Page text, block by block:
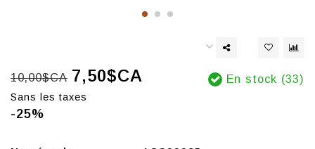
10,00$CA 7,50$CA
Sans les taxes
-25%
En stock (33)